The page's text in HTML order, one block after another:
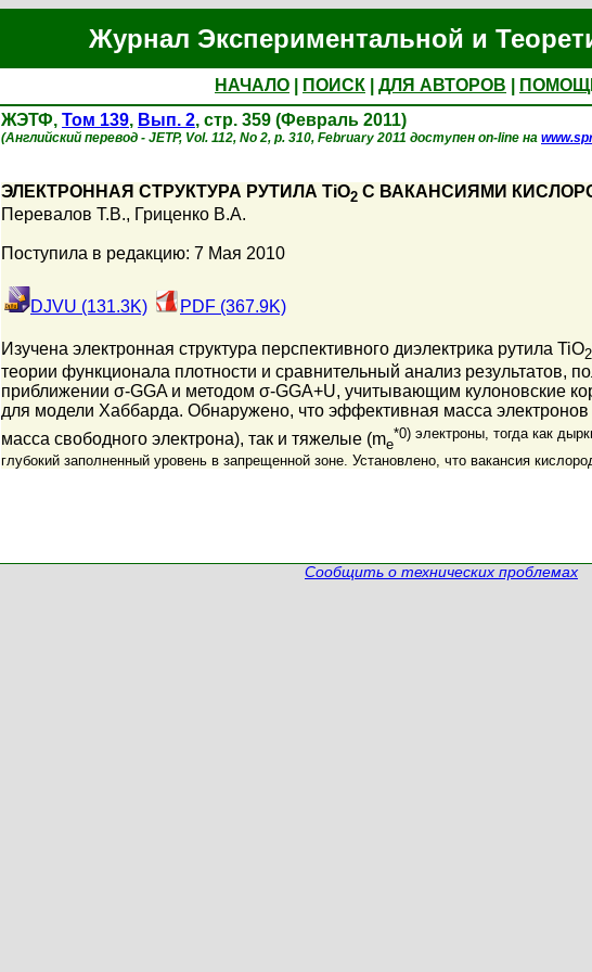
Журнал Экспериментальной и
НАЧАЛО ПОИСК ДЛЯ АВТОРОВ
ЖЭТФ, Том 139, Вып. 2, стр. 359 (Февраль 2011)
(Английский перевод - JETP, Vol. 112, No 2, p. 310, February 2011 доступен on-line на
ЭЛЕКТРОННАЯ СТРУКТУРА РУТИЛА TiO2 С ВАКАНСИЯМИ
Перевалов Т.В., Гриценко В.А.
Поступила в редакцию: 7 Мая 2010
DJVU (131.3K) PDF (367.9K)
Изучена электронная структура перспективного диэлектрика рутила TiO2
теории функционала плотности и сравнительный анализ
приближении σ-GGA и методом σ-GGA+U, учитывающим кулоновские
для модели Хаббарда. Обнаружено, что эффективная масса электронов
масса свободного электрона), так и тяжелые (me
*0) электроны, тогда как
глубокий заполненный уровень в запрещенной зоне. Установлено, что вакансия
Сообщить о технических проблемах